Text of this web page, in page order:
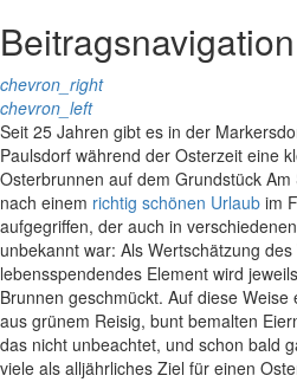
Beitragsnavigation
chevron_right
chevron_left
Seit 25 Jahren gibt es in der
Paulsdorf während der Osterzeit eine
Osterbrunnen auf dem Grundstück
nach einem richtig schönen Urlaub im
aufgegriffen, der auch in
unbekannt war: Als Wertschätzung
lebensspendendes Element wird
Brunnen geschmückt. Auf diese
aus grünem Reisig, bunt bemalten
das nicht unbeachtet, und schon bald
viele als alljährliches Ziel für einen